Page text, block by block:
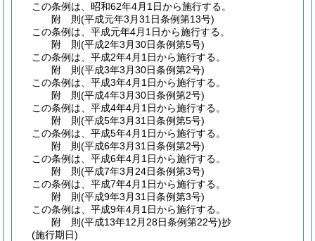
この条例は、昭和62年4月1日から施行する。
附 則(平成元年3月31日条例第13号)
この条例は、平成元年4月1日から施行する。
附 則(平成2年3月30日条例第5号)
この条例は、平成2年4月1日から施行する。
附 則(平成3年3月30日条例第2号)
この条例は、平成3年4月1日から施行する。
附 則(平成4年3月30日条例第2号)
この条例は、平成4年4月1日から施行する。
附 則(平成5年3月31日条例第5号)
この条例は、平成5年4月1日から施行する。
附 則(平成6年3月31日条例第2号)
この条例は、平成6年4月1日から施行する。
附 則(平成7年3月24日条例第3号)
この条例は、平成7年4月1日から施行する。
附 則(平成9年3月31日条例第3号)
この条例は、平成9年4月1日から施行する。
附 則(平成13年12月28日条例第22号)抄
(施行期日)